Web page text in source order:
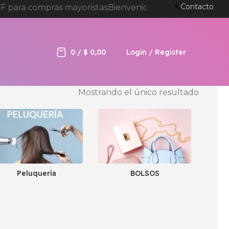
para compras mayoristasBienvenida a tienda online de
Contacto
0 / $ 0,00 Login / Register
Mostrando el único resultado
Peluquería BOLSOS